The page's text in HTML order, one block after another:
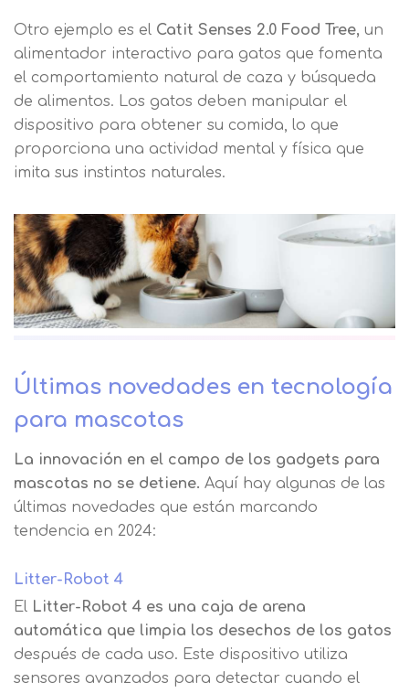
Otro ejemplo es el Catit Senses 2.0 Food Tree, un
alimentador interactivo para gatos que fomenta
el comportamiento natural de caza y búsqueda
de alimentos. Los gatos deben manipular el
dispositivo para obtener su comida, lo que
proporciona una actividad mental y física que
imita sus instintos naturales.
Últimas novedades en tecnología
para mascotas
La innovación en el campo de los gadgets para
mascotas no se detiene. Aquí hay algunas de las
últimas novedades que están marcando
tendencia en 2024:
Litter-Robot 4
El Litter-Robot 4 es una caja de arena
automática que limpia los desechos de los gatos
después de cada uso. Este dispositivo utiliza
sensores avanzados para detectar cuando el
Acepto el tratamiento de mis datos con la
finalidad prevista en la información
explica en la información adicional
Información adicionalaquí
Acepto el tratamiento de mis datos con la
finalidad prevista en la información
básica
Después de aceptar, no volveremos a
mostrarle este mensaje.
Seguir navegando
Leer más